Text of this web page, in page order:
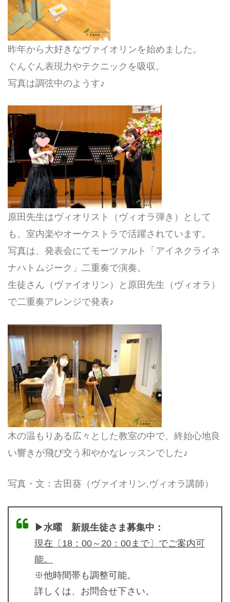
昨年から大好きなヴァイオリンを始めました。
ぐんぐん表現力やテクニックを吸収。
写真は調弦中のようす♪
原田先生はヴィオリスト（ヴィオラ弾き）として
も、室内楽やオーケストラで活躍されています。
写真は、発表会にてモーツァルト「アイネクライネ
ナハトムジーク」二重奏で演奏。
生徒さん（ヴァイオリン）と原田先生（ヴィオラ）
で二重奏アレンジで発表♪
木の温もりある広々とした教室の中で、終始心地良
い響きが飛び交う和やかなレッスンでした♪
写真・文：古田葵（ヴァイオリン,ヴィオラ講師）
▶水曜 新規生徒さま募集中：
現在〔18：00～20：00まで〕でご案内可
能。
※他時間帯も調整可能。
詳しくは、お問合せ下さい。